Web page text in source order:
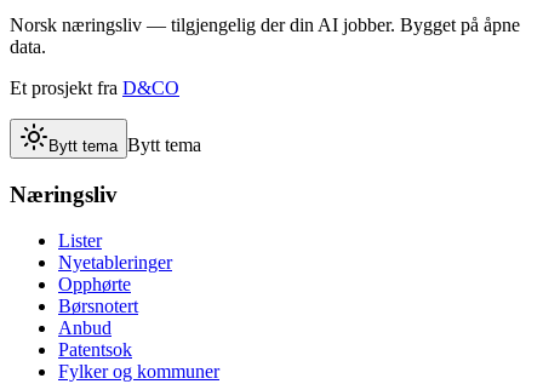
Norsk næringsliv — tilgjengelig der din AI jobber. Bygget på åpne
data.
Et prosjekt fra D&CO
Bytt tema Bytt tema
Næringsliv
Lister
Nyetableringer
Opphørte
Børsnotert
Anbud
Patentsok
Fylker og kommuner